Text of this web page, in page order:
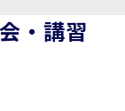
歯科大
プ
）養成支
・講習